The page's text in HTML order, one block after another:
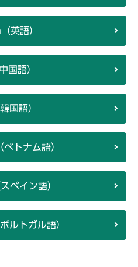
英語）
国語）
国語）
トナム語）
ペイン語）
ルトガル語）